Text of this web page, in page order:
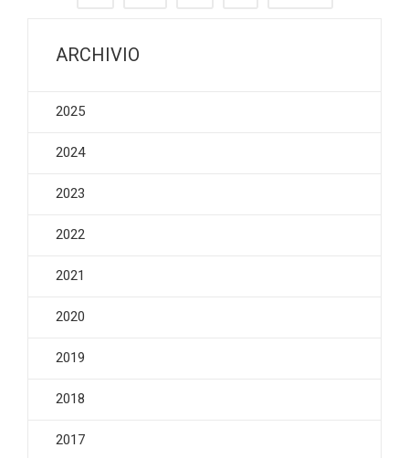
ARCHIVIO
2025
2024
2023
2022
2021
2020
2019
2018
2017